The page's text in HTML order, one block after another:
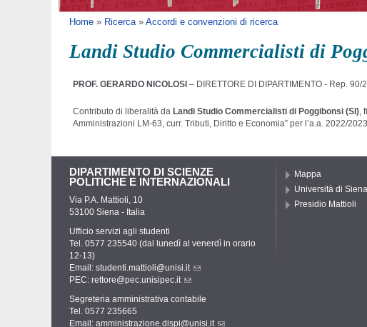
Tu sei qui
Home » Ricerca » Accordi e convenzioni di ricerca
Landi Studio Commercialisti di
PROF. GERARDO NICOLOSI – DIRETTORE DI DIPARTIMENTO - Rep.
Contributo di liberalità da Landi Studio Commercialisti di Poggibonsi (SI)
Amministrazioni LM-63, curr. Tributi, Diritto e Economia” per l’a.a. 2022/2023.
DIPARTIMENTO DI SCIENZE
POLITICHE E INTERNAZIONALI
Via P.A. Mattioli, 10
53100 Siena - Italia
Ufficio servizi agli studenti
Tel. 0577 235540 (dal lunedì al venerdì in orario
12-13)
Email: studenti.mattioli@unisi.it
PEC: rettore@pec.unisipec.it
Segreteria amministrativa contabile
Tel. 0577 235665
Email: amministrazione.dispi@unisi.it
Mappa
Università di Siena
Presidio Mattioli